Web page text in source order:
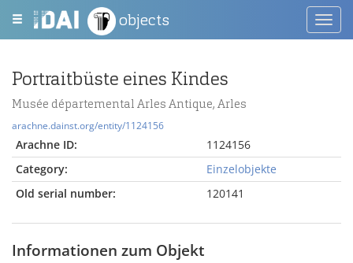
objects
Portraitbüste eines Kindes
Musée départemental Arles Antique, Arles
arachne.dainst.org/entity/1124156
Arachne ID:
1124156
Category:
Einzelobjekte
Old serial number:
120141
Informationen zum Objekt